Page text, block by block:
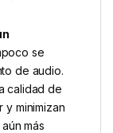
se
de audio.
calidad de
minimizan
más